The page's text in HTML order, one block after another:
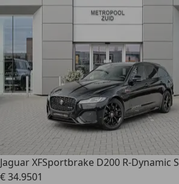
Jaguar XFSportbrake D200 R-Dynamic S
€ 34.9501